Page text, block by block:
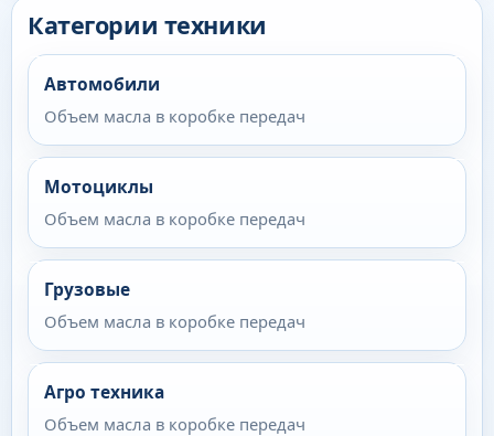
Категории техники
Автомобили
Объем масла в коробке передач
Мотоциклы
Объем масла в коробке передач
Грузовые
Объем масла в коробке передач
Агро техника
Объем масла в коробке передач